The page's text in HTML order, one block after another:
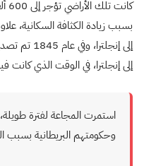
بسبب زيادة الكثافة السكانية،
إلى إنجلترا، في الوقت الذي كانت
استمرت المجاعة لفترة طويلة،
وحكومتهم البريطانية بسبب